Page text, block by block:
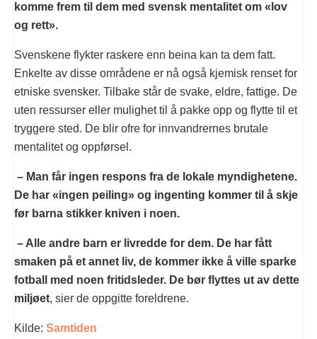
komme frem til dem med svensk mentalitet om «lov
og rett».
Svenskene flykter raskere enn beina kan ta dem fatt.
Enkelte av disse områdene er nå også kjemisk renset for
etniske svensker. Tilbake står de svake, eldre, fattige. De
uten ressurser eller mulighet til å pakke opp og flytte til et
tryggere sted. De blir ofre for innvandrernes brutale
mentalitet og oppførsel.
– Man får ingen respons fra de lokale myndighetene.
De har «ingen peiling» og ingenting kommer til å skje
før barna stikker kniven i noen.
– Alle andre barn er livredde for dem. De har fått
smaken på et annet liv, de kommer ikke å ville sparke
fotball med noen fritidsleder. De bør flyttes ut av dette
miljøet, sier de oppgitte foreldrene.
Kilde: Samtiden